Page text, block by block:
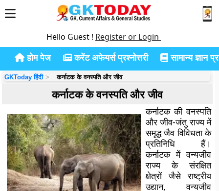
Hello Guest ! Register or Login
होम पेज करेंट अफेयर्स प्रश्नोत्तरी सामान्य ज्ञान
GKToday हिंदी कर्नाटक के वनस्पति और जीव
कर्नाटक के वनस्पति और जीव
कर्नाटक की वनस्पति
और जीव-जंतु राज्य में
समृद्ध जैव विविधता के
प्रतिनिधि हैं।
कर्नाटक में वन्यजीव
राज्य के संरक्षित
क्षेत्रों जैसे राष्ट्रीय
उद्यान, वन्यजीव